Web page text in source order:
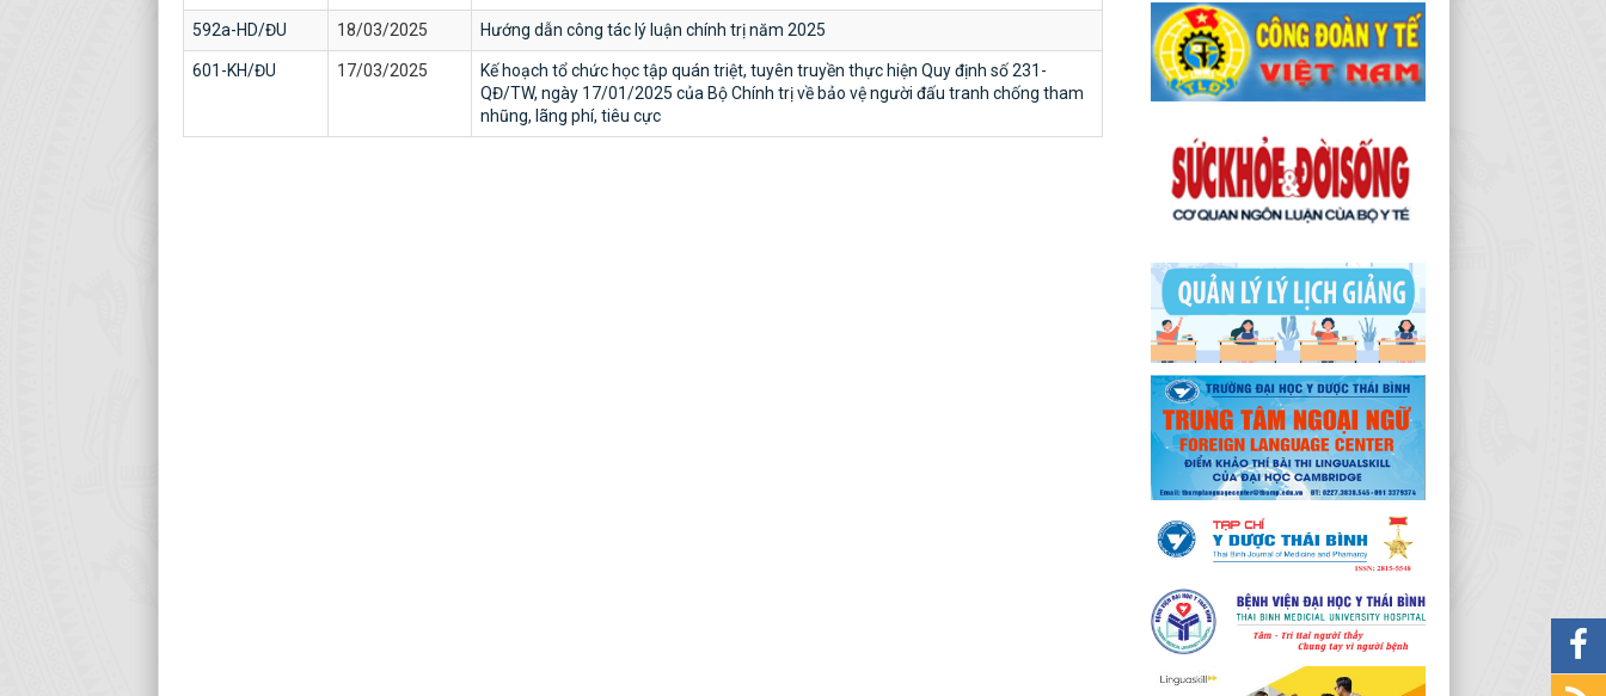
592a-HD/ĐU 18/03/2025 Hướng dẫn công tác lý luận chính trị năm 2025
601-KH/ĐU 17/03/2025
Kế hoạch tổ chức học tập quán triệt, tuyên truyền thực hiện Quy định số 231-
QĐ/TW, ngày 17/01/2025 của Bộ Chính trị về bảo vệ người đấu tranh chống tham
nhũng, lãng phí, tiêu cực